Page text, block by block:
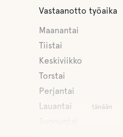
Vastaanotto työaika
Maanantai
Tiistai
Keskiviikko
Torstai
Perjantai
Lauantai
tänään